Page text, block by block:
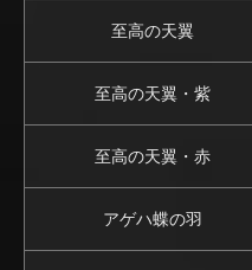
至高の天翼
至高の天翼・紫
至高の天翼・赤
アゲハ蝶の羽